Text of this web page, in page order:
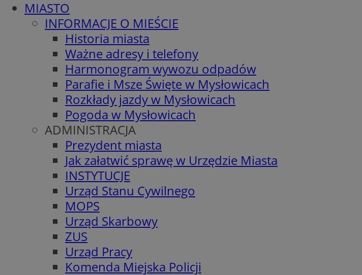
MIASTO
INFORMACJE O MIEŚCIE
Historia miasta
Ważne adresy i telefony
Harmonogram wywozu odpadów
Parafie i Msze Święte w Mysłowicach
Rozkłady jazdy w Mysłowicach
Pogoda w Mysłowicach
ADMINISTRACJA
Prezydent miasta
Jak załatwić sprawę w Urzędzie Miasta
INSTYTUCJE
Urząd Stanu Cywilnego
MOPS
Urząd Skarbowy
ZUS
Urząd Pracy
Komenda Miejska Policji